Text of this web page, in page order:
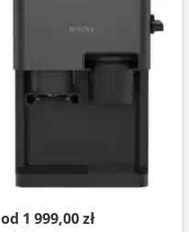
od 1 999,00 zł